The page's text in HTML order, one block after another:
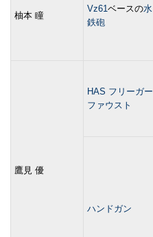
柚本 瞳
Vz61ベースの水
鉄砲
鷹見 優
HAS フリーガー
ファウスト
ハンドガン